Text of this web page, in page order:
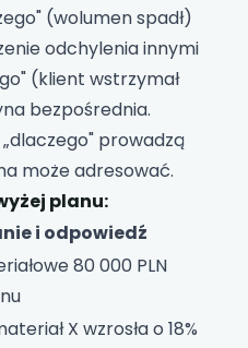
(wolumen spadł)
odchylenia innymi
(klient wstrzymał
bezpośrednia.
prowadzą
może adresować.
planu:
i odpowiedź
80 000 PLN
X wzrosła o 18%